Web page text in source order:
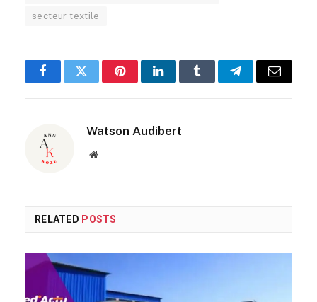
secteur textile
FacebookTwitterPinterestLinkedInTumblrTelegramEmail
Watson Audibert
Website
RELATED POSTS